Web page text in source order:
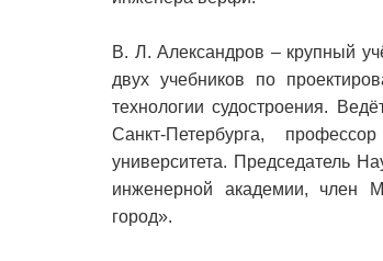
В. Л. Александров – крупный
двух учебников по
технологии судостроения.
Санкт-Петербурга,
университета. Председатель
инженерной академии, член
город».